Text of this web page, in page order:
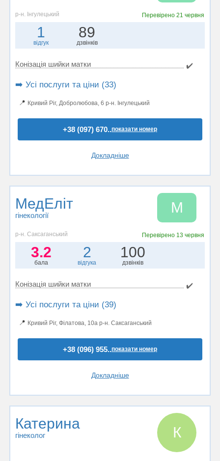
р-н. Інгулецький Перевірено21 червня
1
відгук
89
дзвінків
Конізація шийки матки ✔️
➡️ Усі послуги та ціни (33)
📍 Кривий Ріг, Добролюбова, 6 р-н. Інгулецький
+38 (097) 670..показати номер
Докладніше
МедЕліт
гінекології М
р-н. Саксаганський Перевірено 13 червня
3.2
бала
2
відгука
100
дзвінків
Конізація шийки матки ✔️
➡️ Усі послуги та ціни (39)
📍 Кривий Ріг, Філатова, 10а р-н. Саксаганський
+38 (096) 955..показати номер
Докладніше
Катерина
гінеколог К